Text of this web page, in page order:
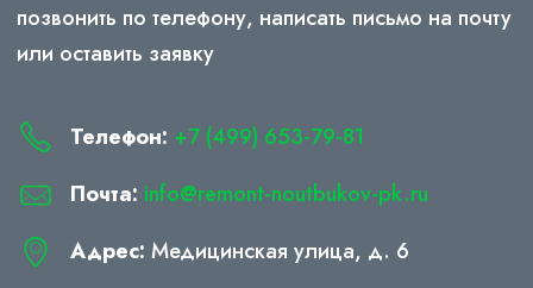
позвонить по телефону, написать письмо на почту
или оставить заявку
Телефон: +7 (499) 653-79-81
Почта: info@remont-noutbukov-pk.ru
Адрес: Медицинская улица, д. 6